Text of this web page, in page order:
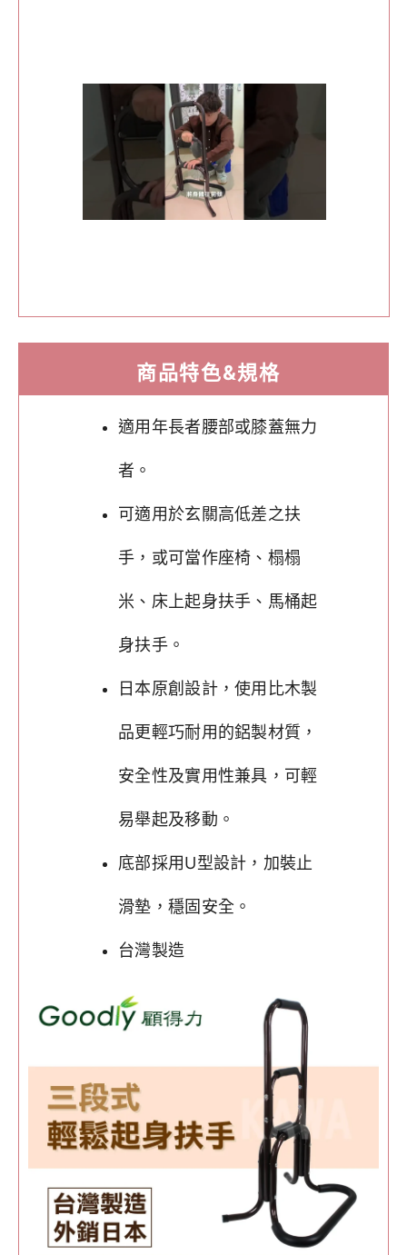
商品特色&規格
適用年長者腰部或膝蓋無力
者。
可適用於玄關高低差之扶
手，或可當作座椅、榻榻
米、床上起身扶手、馬桶起
身扶手。
日本原創設計，使用比木製
品更輕巧耐用的鋁製材質，
安全性及實用性兼具，可輕
易舉起及移動。
底部採用U型設計，加裝止
滑墊，穩固安全。
台灣製造